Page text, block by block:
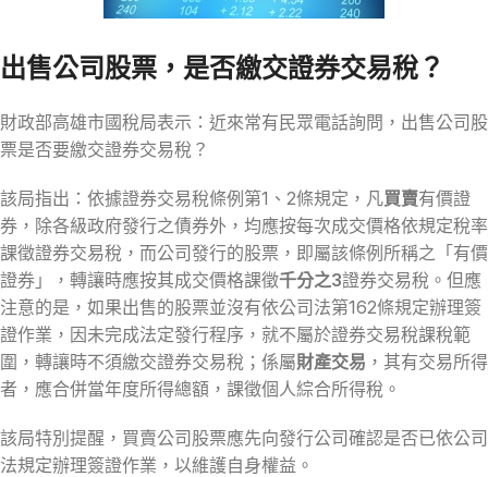
出售公司股票，是否繳交證券交易稅？
財政部高雄市國稅局表示：近來常有民眾電話詢問，出售公司股
票是否要繳交證券交易稅？
該局指出：依據證券交易稅條例第1、2條規定，凡買賣有價證
券，除各級政府發行之債券外，均應按每次成交價格依規定稅率
課徵證券交易稅，而公司發行的股票，即屬該條例所稱之「有價
證券」，轉讓時應按其成交價格課徵千分之3證券交易稅。但應
注意的是，如果出售的股票並沒有依公司法第162條規定辦理簽
證作業，因未完成法定發行程序，就不屬於證券交易稅課稅範
圍，轉讓時不須繳交證券交易稅；係屬財產交易 ，其有交易所得
者，應合併當年度所得總額，課徵個人綜合所得稅。
該局特別提醒，買賣公司股票應先向發行公司確認是否已依公司
法規定辦理簽證作業，以維護自身權益。